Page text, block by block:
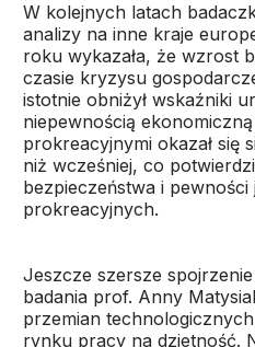
W kolejnych latach
analizy na inne kraje
roku wykazała, że wzrost
czasie kryzysu
istotnie obniżył wskaźniki
niepewnością
prokreacyjnymi okazał się
niż wcześniej, co
bezpieczeństwa i
prokreacyjnych.
Jeszcze szersze
badania prof. Anny
przemian
rynku pracy na dzietność.